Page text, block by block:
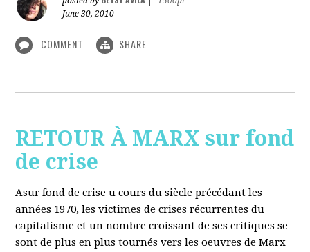
June 30, 2010
COMMENT SHARE
RETOUR À MARX sur fond
de crise
Asur fond de crise u cours du siècle précédant les
années 1970, les victimes de crises récurrentes du
capitalisme et un nombre croissant de ses critiques se
sont de plus en plus tournés vers les oeuvres de Marx